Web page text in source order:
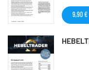
9,90 €